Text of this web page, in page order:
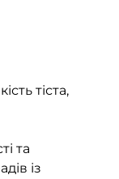
тіста,
та
із